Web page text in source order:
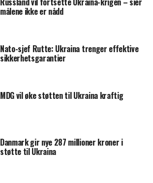
målene ikke er nådd
Nato-sjef Rutte: Ukraina trenger effektive
sikkerhetsgarantier
MDG vil øke støtten til Ukraina kraftig
Danmark gir nye 287 millioner kroner i
støtte til Ukraina